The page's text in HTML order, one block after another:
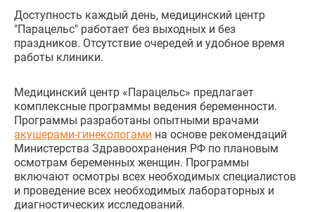
Доступность каждый день, медицинский центр
"Парацельс" работает без выходных и без
праздников. Отсутствие очередей и удобное время
работы клиники.
Медицинский центр «Парацельс» предлагает
комплексные программы ведения беременности.
Программы разработаны опытными врачами
акушерами-гинекологами на основе рекомендаций
Министерства Здравоохранения РФ по плановым
осмотрам беременных женщин. Программы
включают осмотры всех необходимых специалистов
и проведение всех необходимых лабораторных и
диагностических исследований.